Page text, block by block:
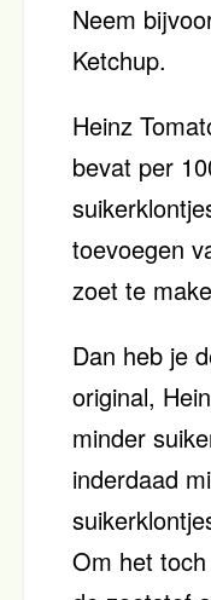
Neem
Ketchup.
Heinz
bevat per
toevoegen
zoet te
Dan heb je
original,
minder
inderdaad
Om het